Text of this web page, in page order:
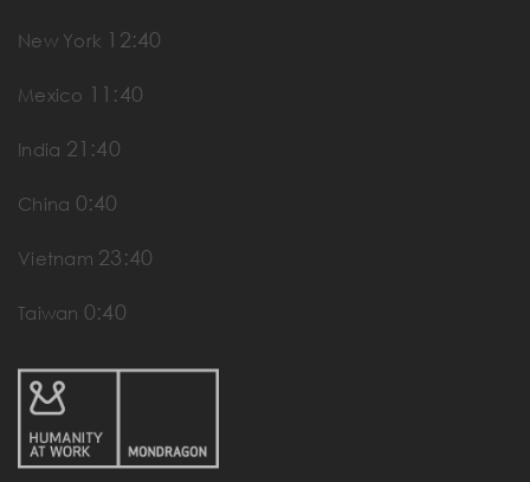
New York 12:40
Mexico 11:40
India 21:40
China 0:40
Vietnam 23:40
Taiwan 0:40